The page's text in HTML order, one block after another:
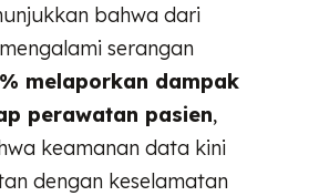
bahwa dari
serangan
melaporkan dampak
perawatan pasien,
keamanan data kini
dengan keselamatan